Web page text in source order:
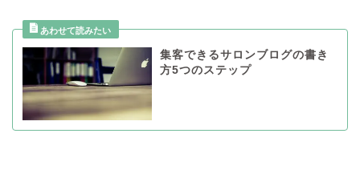
集客できるサロンブログの書き
方5つのステップ